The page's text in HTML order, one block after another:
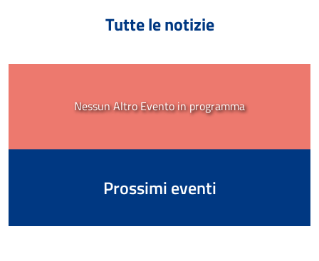
Tutte le notizie
Nessun Altro Evento in programma
Prossimi eventi